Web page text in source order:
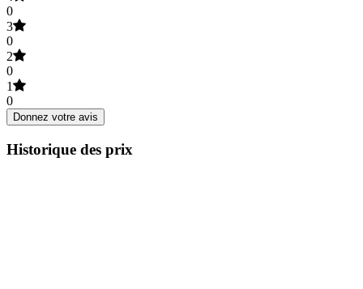
0
3
0
2
0
1
0
Donnez votre avis
Historique des prix